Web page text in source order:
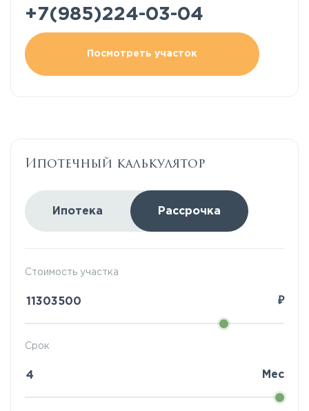
+7(985)224-03-04
Посмотреть участок
Ипотечный калькулятор
Ипотека Рассрочка
Стоимость участка
₽
Срок
Мес